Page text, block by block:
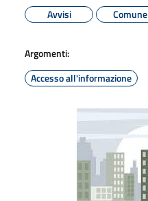
Avvisi
Comune
Argomenti:
Accesso all'informazione